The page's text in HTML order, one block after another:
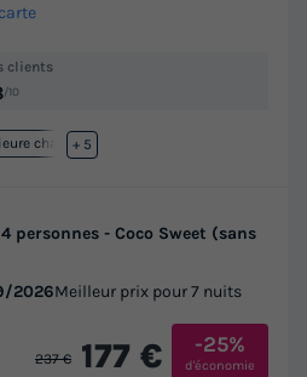
clients
/10
chauffée
+ 5
personnes - Coco Sweet (sans
2026Meilleur prix pour 7 nuits
237 € 177 € -25%
d'économie